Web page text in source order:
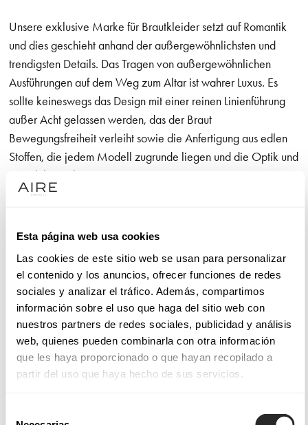
Esta página web usa cookies
Las cookies de este sitio web se usan para personalizar
el contenido y los anuncios, ofrecer funciones de redes
sociales y analizar el tráfico. Además, compartimos
información sobre el uso que haga del sitio web con
nuestros partners de redes sociales, publicidad y análisis
web, quienes pueden combinarla con otra información
que les haya proporcionado o que hayan recopilado a
partir del uso que haya hecho de sus servicios.
Unsere exklusive Marke für Brautkleider setzt auf Romantik
und dies geschieht anhand der außergewöhnlichsten und
trendigsten Details. Das Tragen von außergewöhnlichen
Ausführungen auf dem Weg zum Altar ist wahrer Luxus. Es
sollte keineswegs das Design mit einer reinen Linienführung
außer Acht gelassen werden, das der Braut
Bewegungsfreiheit verleiht sowie die Anfertigung aus edlen
Stoffen, die jedem Modell zugrunde liegen und die Optik und
Haptik bezaubern
und Applikationen versehen, die einen bewundernswerten
Stil hervorheben. Dabei kann es sich um
meerjungfrau
brautkleider mit geschnürtem Brust- und Taillenbereich
handeln, die den Körper zart und mit der richtigen Brise
Gewagtheit umhüllen.
In unseren Kollektionen an Brautkleidern Aire Atelier, Aire